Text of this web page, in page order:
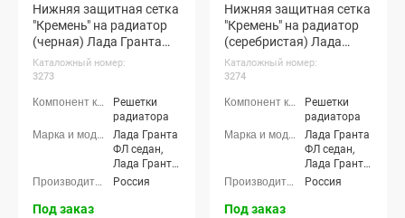
Нижняя защитная сетка
"Кремень" на радиатор
(черная) Лада Гранта
ФЛ
Каталожный номер:
3273
Решетки
радиатора
Лада Гранта
ФЛ седан,
Лада Гранта
ФЛ хэтчбек,
Россия
Под заказ
Нижняя защитная сетка
"Кремень" на радиатор
(серебристая) Лада
Гранта ФЛ
Каталожный номер:
3274
Решетки
радиатора
Лада Гранта
ФЛ седан,
Лада Гранта
ФЛ хэтчбек,
Россия
Под заказ